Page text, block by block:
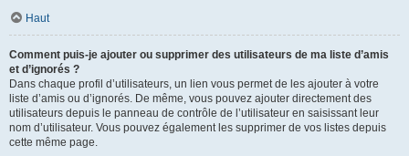
Haut
Comment puis-je ajouter ou supprimer des utilisateurs de ma liste d’amis
et d’ignorés ?
Dans chaque profil d’utilisateurs, un lien vous permet de les ajouter à votre
liste d’amis ou d’ignorés. De même, vous pouvez ajouter directement des
utilisateurs depuis le panneau de contrôle de l’utilisateur en saisissant leur
nom d’utilisateur. Vous pouvez également les supprimer de vos listes depuis
cette même page.